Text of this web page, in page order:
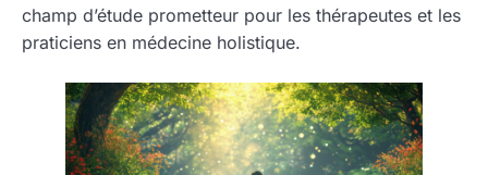
champ d’étude prometteur pour les thérapeutes et les
praticiens en médecine holistique.